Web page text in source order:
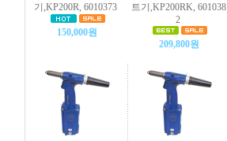
기,KP200R, 6010373
150,000원
트기,KP200RK, 601038
2
209,800원